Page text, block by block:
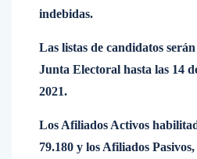
indebidas.
Las listas de candidatos
Junta Electoral hasta las 14
2021.
Los Afiliados Activos
79.180 y los Afiliados Pasivos,